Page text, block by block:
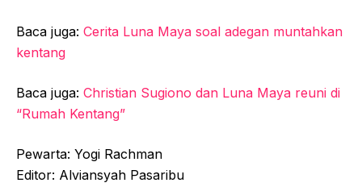
Baca juga: Cerita Luna Maya soal adegan muntahkan
kentang
Baca juga: Christian Sugiono dan Luna Maya reuni di
“Rumah Kentang”
Pewarta: Yogi Rachman
Editor: Alviansyah Pasaribu